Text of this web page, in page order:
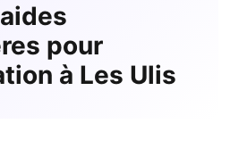
pour
à Les Ulis